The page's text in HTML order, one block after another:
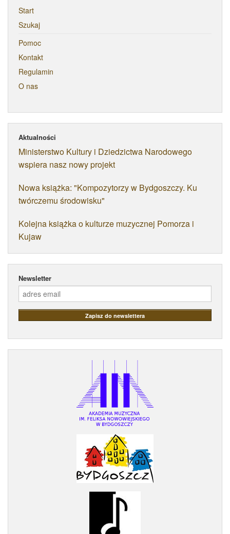
Start
Szukaj
Pomoc
Kontakt
Regulamin
O nas
Aktualności
Ministerstwo Kultury i Dziedzictwa Narodowego
wspiera nasz nowy projekt
Nowa książka: "Kompozytorzy w Bydgoszczy. Ku
twórczemu środowisku"
Kolejna książka o kulturze muzycznej Pomorza i
Kujaw
Newsletter